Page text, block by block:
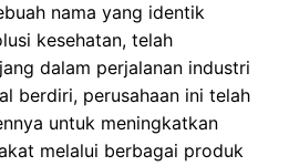
nama yang identik
kesehatan, telah
dalam perjalanan industri
berdiri, perusahaan ini telah
untuk meningkatkan
melalui berbagai produk